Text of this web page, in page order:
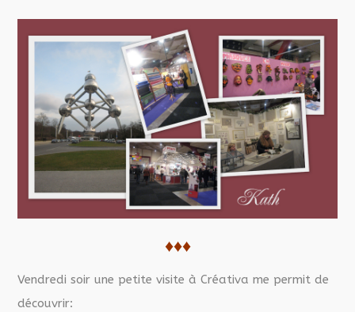
♦♦♦
Vendredi soir une petite visite à Créativa me permit de
découvrir: